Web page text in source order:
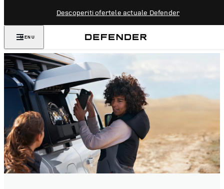
Descoperiti ofertele actuale Defender
MENU